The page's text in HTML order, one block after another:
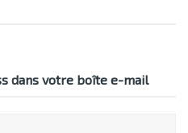
dans votre boîte e-mail